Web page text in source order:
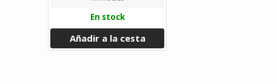
En stock
Añadir a la cesta